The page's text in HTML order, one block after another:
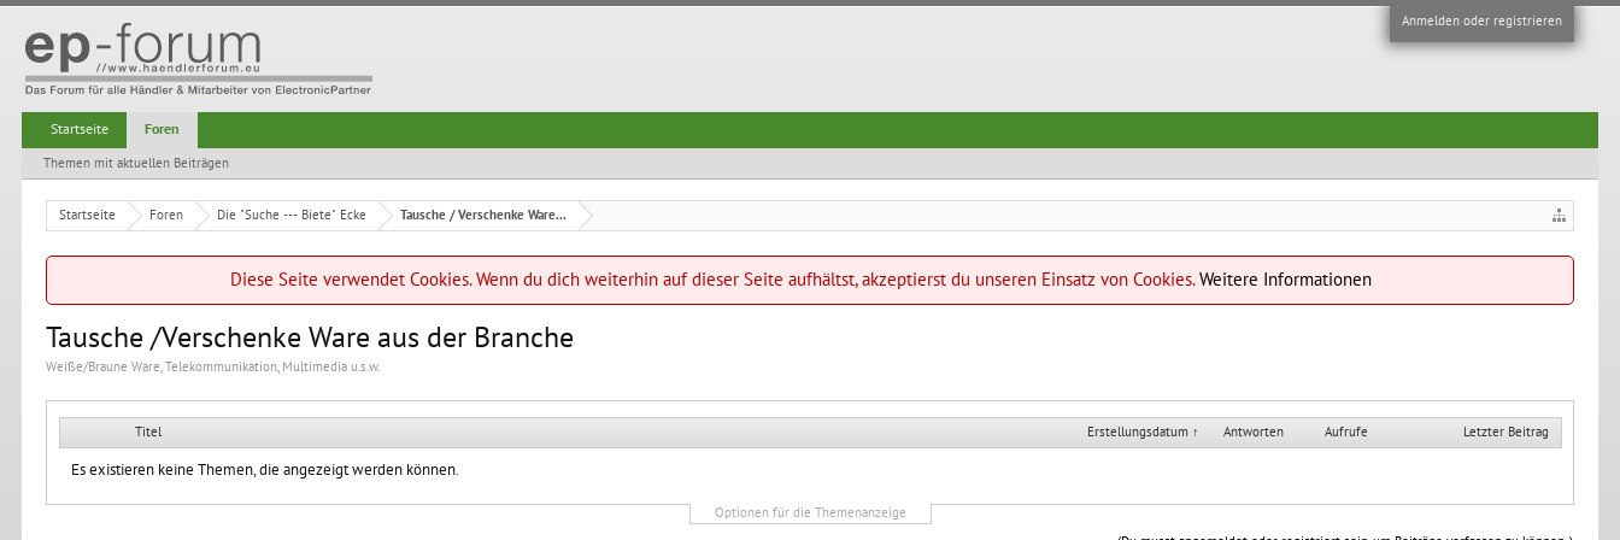
Anmelden oder registrieren
Startseite Foren Die "Suche --- Biete" Ecke Tausche / Verschenke Ware...
Diese Seite verwendet Cookies. Wenn du dich weiterhin auf dieser Seite aufhältst, akzeptierst du unseren Einsatz von Cookies.Weitere Informationen
Tausche /Verschenke Ware aus der Branche
Weiße/Braune Ware, Telekommunikation, Multimedia u.s.w.
Titel Erstellungsdatum ↑ Antworten Aufrufe Letzter Beitrag
Es existieren keine Themen, die angezeigt werden können.
Optionen für die Themenanzeige
Startseite Foren
Themen mit aktuellen Beiträgen